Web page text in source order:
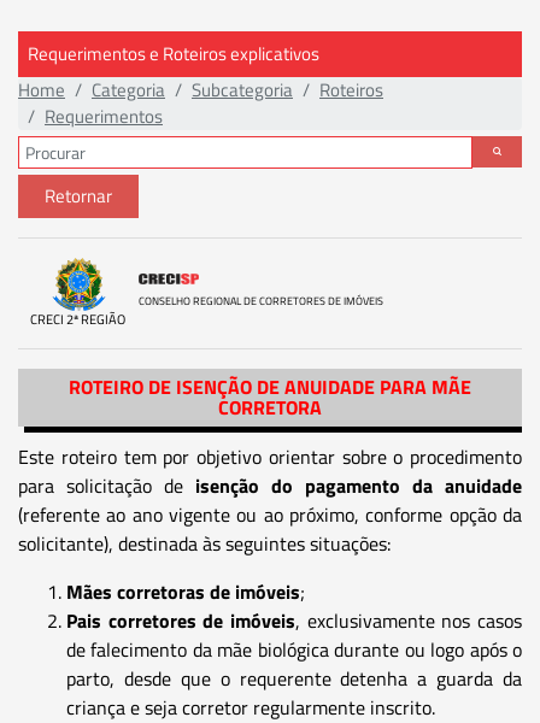
Requerimentos e Roteiros explicativos
Home
Categoria Subcategoria
Roteiros
Requerimentos
Retornar
CRECI 2ª REGIÃO
CONSELHO REGIONAL DE CORRETORES DE IMÓVEIS
ROTEIRO DE ISENÇÃO DE ANUIDADE PARA MÃE
CORRETORA
Este roteiro tem por objetivo orientar sobre o procedimento
para solicitação de isenção do pagamento da anuidade
(referente ao ano vigente ou ao próximo, conforme opção da
solicitante), destinada às seguintes situações:
Mães corretoras de imóveis;
Pais corretores de imóveis, exclusivamente nos casos
de falecimento da mãe biológica durante ou logo após o
parto, desde que o requerente detenha a guarda da
criança e seja corretor regularmente inscrito.